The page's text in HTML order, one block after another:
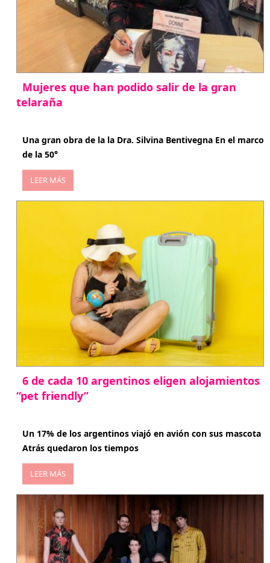
Mujeres que han podido salir de la gran
telaraña
Una gran obra de la la Dra. Silvina Bentivegna En el marco
de la 50°
LEER MÁS
6 de cada 10 argentinos eligen alojamientos
“pet friendly”
Un 17% de los argentinos viajó en avión con sus mascota
Atrás quedaron los tiempos
LEER MÁS